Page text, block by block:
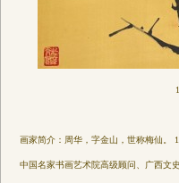
画家简介：周华，字金山，世称梅仙。
中国名家书画艺术院高级顾问、广西文